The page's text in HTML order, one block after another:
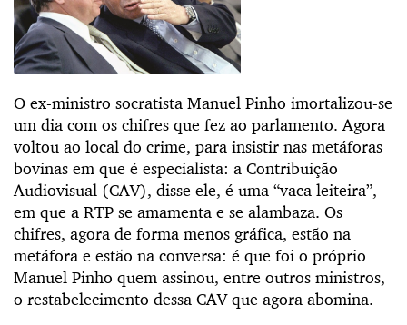
O ex-ministro socratista Manuel Pinho imortalizou-se
um dia com os chifres que fez ao parlamento. Agora
voltou ao local do crime, para insistir nas metáforas
bovinas em que é especialista: a Contribuição
Audiovisual (CAV), disse ele, é uma “vaca leiteira”,
em que a RTP se amamenta e se alambaza. Os
chifres, agora de forma menos gráfica, estão na
metáfora e estão na conversa: é que foi o próprio
Manuel Pinho quem assinou, entre outros ministros,
o restabelecimento dessa CAV que agora abomina.